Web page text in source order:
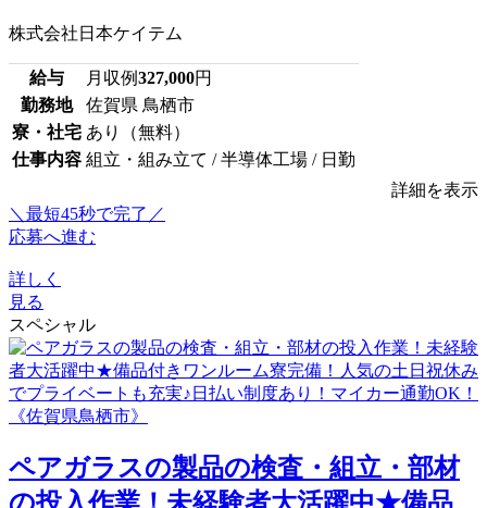
株式会社日本ケイテム
給与 月収例327,000円
勤務地
佐賀県 鳥栖市
寮・社宅 あり（無料）
仕事内容 組立・組み立て / 半導体工場 / 日勤
詳細を表示
＼最短45秒で完了／
応募へ進む
詳しく
見る
スペシャル
ペアガラスの製品の検査・組立・部材